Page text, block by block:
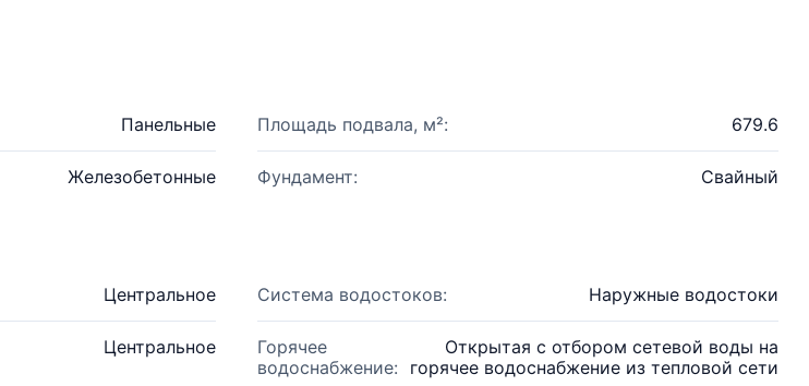
Панельные Площадь подвала, м²: 679.6
Железобетонные Фундамент: Свайный
Центральное Система водостоков: Наружные водостоки
Центральное
Горячее
водоснабжение:
Открытая с отбором сетевой воды на
горячее водоснабжение из тепловой сети